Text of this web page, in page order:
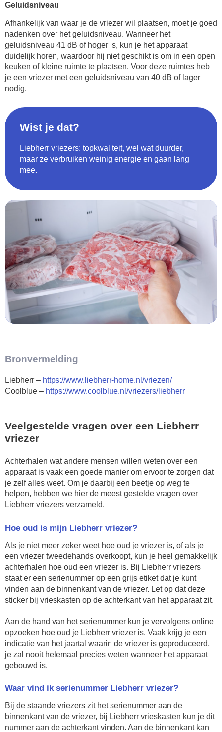
Geluidsniveau
Afhankelijk van waar je de vriezer wil plaatsen, moet je goed
nadenken over het geluidsniveau. Wanneer het
geluidsniveau 41 dB of hoger is, kun je het apparaat
duidelijk horen, waardoor hij niet geschikt is om in een open
keuken of kleine ruimte te plaatsen. Voor deze ruimtes heb
je een vriezer met een geluidsniveau van 40 dB of lager
nodig.
Wist je dat?
Liebherr vriezers: topkwaliteit, wel wat duurder,
maar ze verbruiken weinig energie en gaan lang
mee.
Bronvermelding
Liebherr – https://www.liebherr-home.nl/vriezen/
Coolblue – https://www.coolblue.nl/vriezers/liebherr
Veelgestelde vragen over een Liebherr
vriezer
Achterhalen wat andere mensen willen weten over een
apparaat is vaak een goede manier om ervoor te zorgen dat
je zelf alles weet. Om je daarbij een beetje op weg te
helpen, hebben we hier de meest gestelde vragen over
Liebherr vriezers verzameld.
Hoe oud is mijn Liebherr vriezer?
Als je niet meer zeker weet hoe oud je vriezer is, of als je
een vriezer tweedehands overkoopt, kun je heel gemakkelijk
achterhalen hoe oud een vriezer is. Bij Liebherr vriezers
staat er een serienummer op een grijs etiket dat je kunt
vinden aan de binnenkant van de vriezer. Let op dat deze
sticker bij vrieskasten op de achterkant van het apparaat zit.
Aan de hand van het serienummer kun je vervolgens online
opzoeken hoe oud je Liebherr vriezer is. Vaak krijg je een
indicatie van het jaartal waarin de vriezer is geproduceerd,
je zal nooit helemaal precies weten wanneer het apparaat
gebouwd is.
Waar vind ik serienummer Liebherr vriezer?
Bij de staande vriezers zit het serienummer aan de
binnenkant van de vriezer, bij Liebherr vrieskasten kun je dit
nummer aan de achterkant vinden. Aan de binnenkant kan